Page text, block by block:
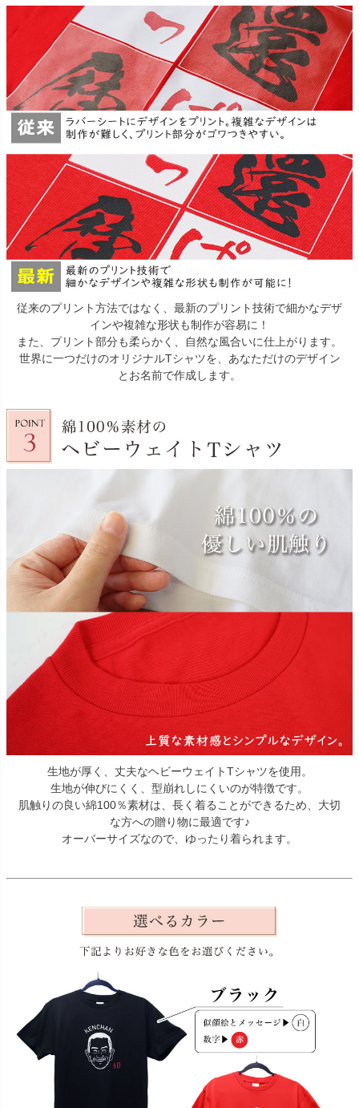
従来のプリント方法ではなく、最新のプリント技術で細かなデザ
インや複雑な形状も制作が容易に！
また、プリント部分も柔らかく、自然な風合いに仕上がります。
世界に一つだけのオリジナルTシャツを、あなただけのデザイン
とお名前で作成します。
生地が厚く、丈夫なヘビーウェイトTシャツを使用。
生地が伸びにくく、型崩れしにくいのが特徴です。
肌触りの良い綿100％素材は、長く着ることができるため、大切
な方への贈り物に最適です♪
オーバーサイズなので、ゆったり着られます。